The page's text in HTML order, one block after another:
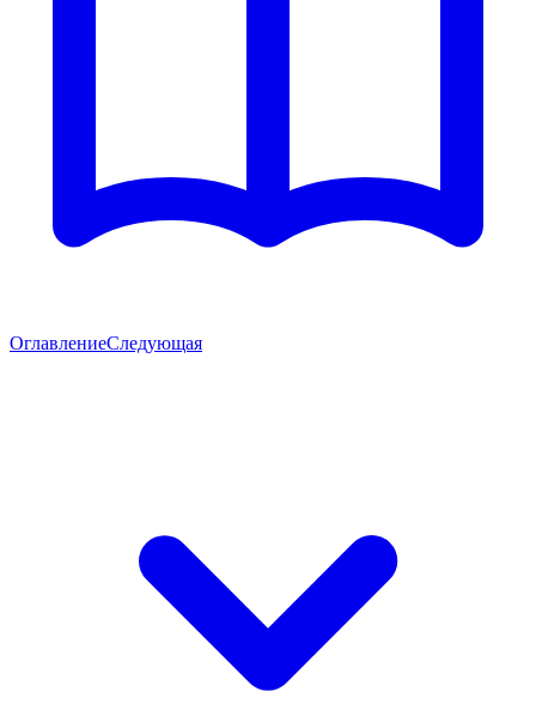
ОглавлениеСледующая